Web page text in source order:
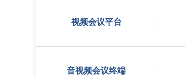
视频会议平台
音视频会议终端